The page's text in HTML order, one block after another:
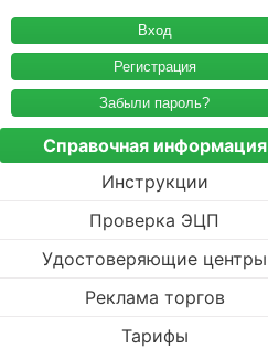
Регистрация
Забыли пароль?
Справочная информация
Инструкции
Проверка ЭЦП
Удостоверяющие центры
Реклама торгов
Тарифы